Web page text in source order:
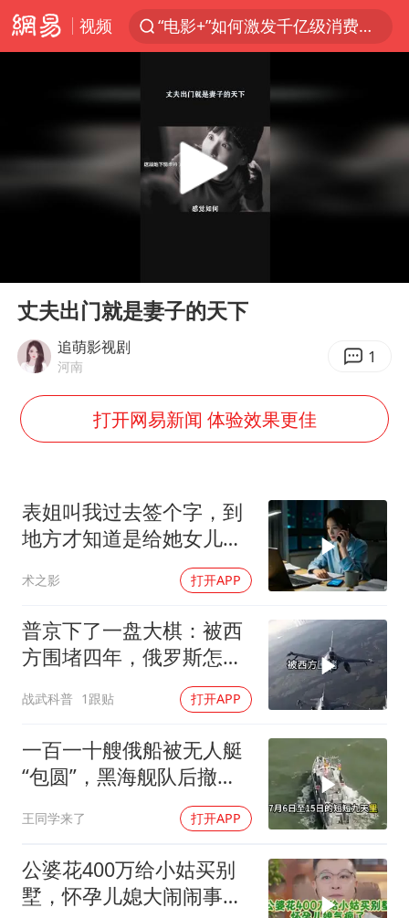
视频
“电影+”如何激发千亿级消费新活力？
国乒男单横滨冠军赛全军覆没
东航：国内客票提前14天免费退改
四川宜宾高县4.9级地震致1死
台风白海豚中心风力增强
我国外贸延续良好增长态势
国防部：中国军队坚决反制任何闹海挑衅图谋
欧阳娜娜窦靖童好搭
建筑工人不慎坠落身体被3根钢筋刺穿
夯实基础开新局
Play
丈夫出门就是妻子的天下
追萌影视剧
河南 1
打开网易新闻 体验效果更佳
表姐叫我过去签个字，到
地方才知道是给她女儿婚
术之影 打开APP
普京下了一盘大棋：被西
方围堵四年，俄罗斯怎么
反倒打出了国运翻盘？
战武科普 1跟贴 打开APP
一百一十艘俄船被无人艇
“包圆”，黑海舰队后撤数
百里，制海权彻底易手
王同学来了 打开APP
公婆花400万给小姑买别
墅，怀孕儿媳大闹闹事，